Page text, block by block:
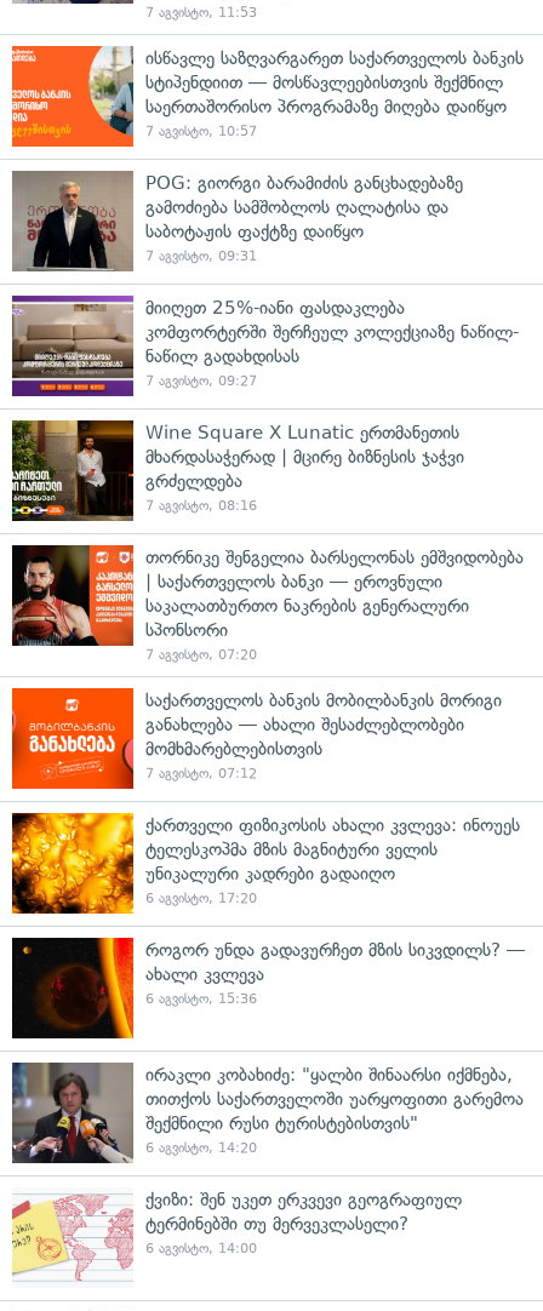
7 აგვისტო, 11:53
ისწავლე საზღვარგარეთ საქართველოს ბანკის
სტიპენდიით — მოსწავლეებისთვის შექმნილ
საერთაშორისო პროგრამაზე მიღება დაიწყო
7 აგვისტო, 10:57
POG: გიორგი ბარამიძის განცხადებაზე
გამოძიება სამშობლოს ღალატისა და
საბოტაჟის ფაქტზე დაიწყო
7 აგვისტო, 09:31
მიიღეთ 25%-იანი ფასდაკლება
კომფორტერში შერჩეულ კოლექციაზე ნაწილ-
ნაწილ გადახდისას
7 აგვისტო, 09:27
Wine Square X Lunatic ერთმანეთის
მხარდასაჭერად | მცირე ბიზნესის ჯაჭვი
გრძელდება
7 აგვისტო, 08:16
თორნიკე შენგელია ბარსელონას ემშვიდობება
| საქართველოს ბანკი — ეროვნული
საკალათბურთო ნაკრების გენერალური
სპონსორი
7 აგვისტო, 07:20
საქართველოს ბანკის მობილბანკის მორიგი
განახლება — ახალი შესაძლებლობები
მომხმარებლებისთვის
7 აგვისტო, 07:12
ქართველი ფიზიკოსის ახალი კვლევა: ინოუეს
ტელესკოპმა მზის მაგნიტური ველის
უნიკალური კადრები გადაიღო
6 აგვისტო, 17:20
როგორ უნდა გადავურჩეთ მზის სიკვდილს? —
ახალი კვლევა
6 აგვისტო, 15:36
ირაკლი კობახიძე: "ყალბი შინაარსი იქმნება,
თითქოს საქართველოში უარყოფითი გარემოა
შექმნილი რუსი ტურისტებისთვის"
6 აგვისტო, 14:20
ქვიზი: შენ უკეთ ერკვევი გეოგრაფიულ
ტერმინებში თუ მერვეკლასელი?
6 აგვისტო, 14:00